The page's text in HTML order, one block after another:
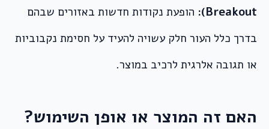
Breakout):
הופעת נקודות חדשות באזורים שבהם
בדרך כלל העור חלק עשויה להעיד על חסימת נקבוביות
או תגובה אלרגית לרכיב במוצר.
האם זה המוצר או אופן השימוש?